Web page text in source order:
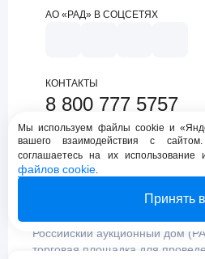
АО «РАД» В СОЦСЕТЯХ
КОНТАКТЫ
8 800 777 5757
support@lot-online.ru
Техническая
Российский аукционный дом
торговая площадка для
Мы используем файлы cookie и
вашего взаимодействия с
соглашаетесь на их использование
файлов cookie.
Принять